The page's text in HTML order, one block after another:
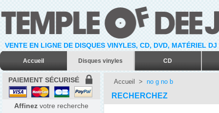
VENTE EN LIGNE DE DISQUES VINYLES, CD, DVD, MATÉRIEL
Accueil Disques vinyles CD
PAIEMENT SÉCURISÉ
Affinez votre recherche
Accueil > no g no b
RECHERCHEZ